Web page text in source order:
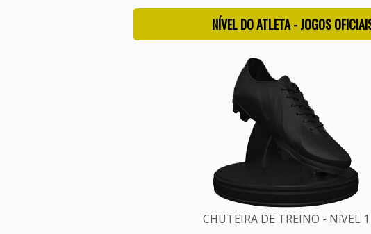
NÍVEL DO ATLETA - JOGOS
CHUTEIRA DE TREINO - NíVEL 1